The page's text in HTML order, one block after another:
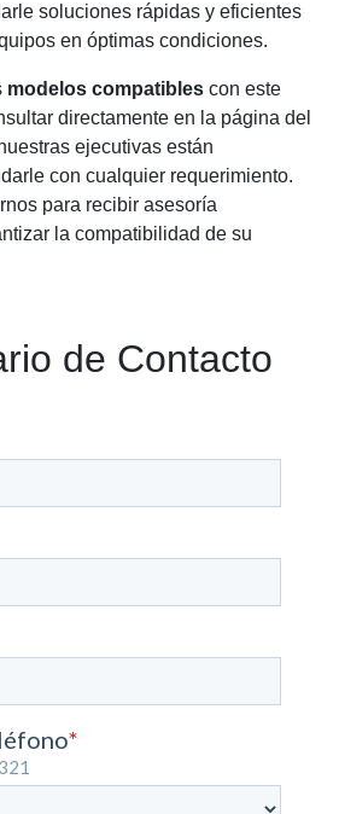
soluciones rápidas y eficientes
en óptimas condiciones.
modelos compatibles con este
directamente en la página del
ejecutivas están
con cualquier requerimiento.
para recibir asesoría
la compatibilidad de su
de Contacto